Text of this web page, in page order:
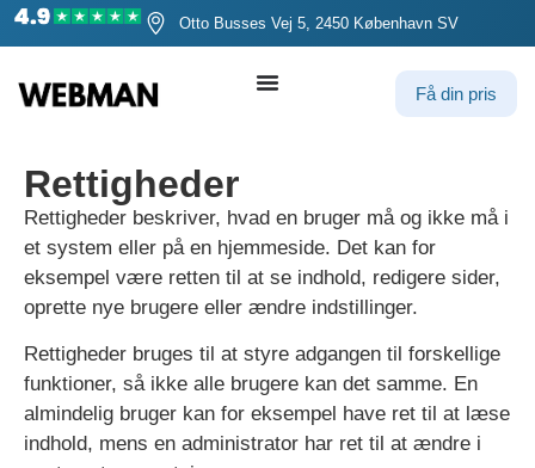
Otto Busses Vej 5, 2450 København SV
Få din pris
Rettigheder
Rettigheder beskriver, hvad en bruger må og ikke må i
et system eller på en hjemmeside. Det kan for
eksempel være retten til at se indhold, redigere sider,
oprette nye brugere eller ændre indstillinger.
Rettigheder bruges til at styre adgangen til forskellige
funktioner, så ikke alle brugere kan det samme. En
almindelig bruger kan for eksempel have ret til at læse
indhold, mens en administrator har ret til at ændre i